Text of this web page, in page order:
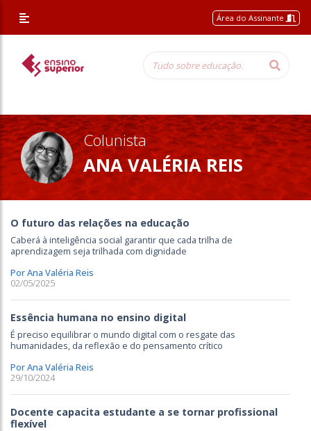
/* Altera a margem superior apenas nessa página */
Área do Assinante
Colunista
ANA VALÉRIA REIS
O futuro das relações na educação
Caberá à inteligência social garantir que cada trilha de
aprendizagem seja trilhada com dignidade
Por Ana Valéria Reis
02/05/2025
Essência humana no ensino digital
É preciso equilibrar o mundo digital com o resgate das
humanidades, da reflexão e do pensamento crítico
Por Ana Valéria Reis
29/10/2024
Docente capacita estudante a se tornar profissional
flexível